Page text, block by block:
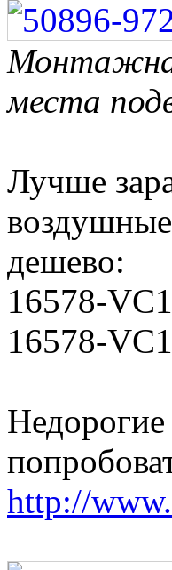
места
Лучше
воздушные
дешево:
16578-
16578-
http://